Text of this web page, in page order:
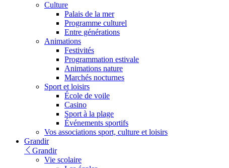
Culture
Palais de la mer
Programme culturel
Entre générations
Animations
Festivités
Programmation estivale
Animations nature
Marchés nocturnes
Sport et loisirs
École de voile
Casino
Sport à la plage
Événements sportifs
Vos associations sport, culture et loisirs
Grandir
Grandir
Vie scolaire